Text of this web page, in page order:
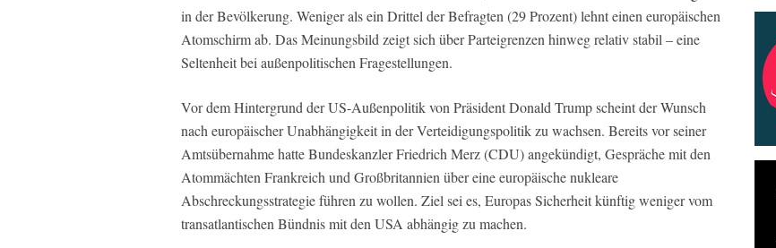
in der Bevölkerung. Weniger als ein Drittel der Befragten (29 Prozent) lehnt einen europäischen
Atomschirm ab. Das Meinungsbild zeigt sich über Parteigrenzen hinweg relativ stabil – eine
Seltenheit bei außenpolitischen Fragestellungen.
Vor dem Hintergrund der US-Außenpolitik von Präsident Donald Trump scheint der Wunsch
nach europäischer Unabhängigkeit in der Verteidigungspolitik zu wachsen. Bereits vor seiner
Amtsübernahme hatte Bundeskanzler Friedrich Merz (CDU) angekündigt, Gespräche mit den
Atommächten Frankreich und Großbritannien über eine europäische nukleare
Abschreckungsstrategie führen zu wollen. Ziel sei es, Europas Sicherheit künftig weniger vom
transatlantischen Bündnis mit den USA abhängig zu machen.